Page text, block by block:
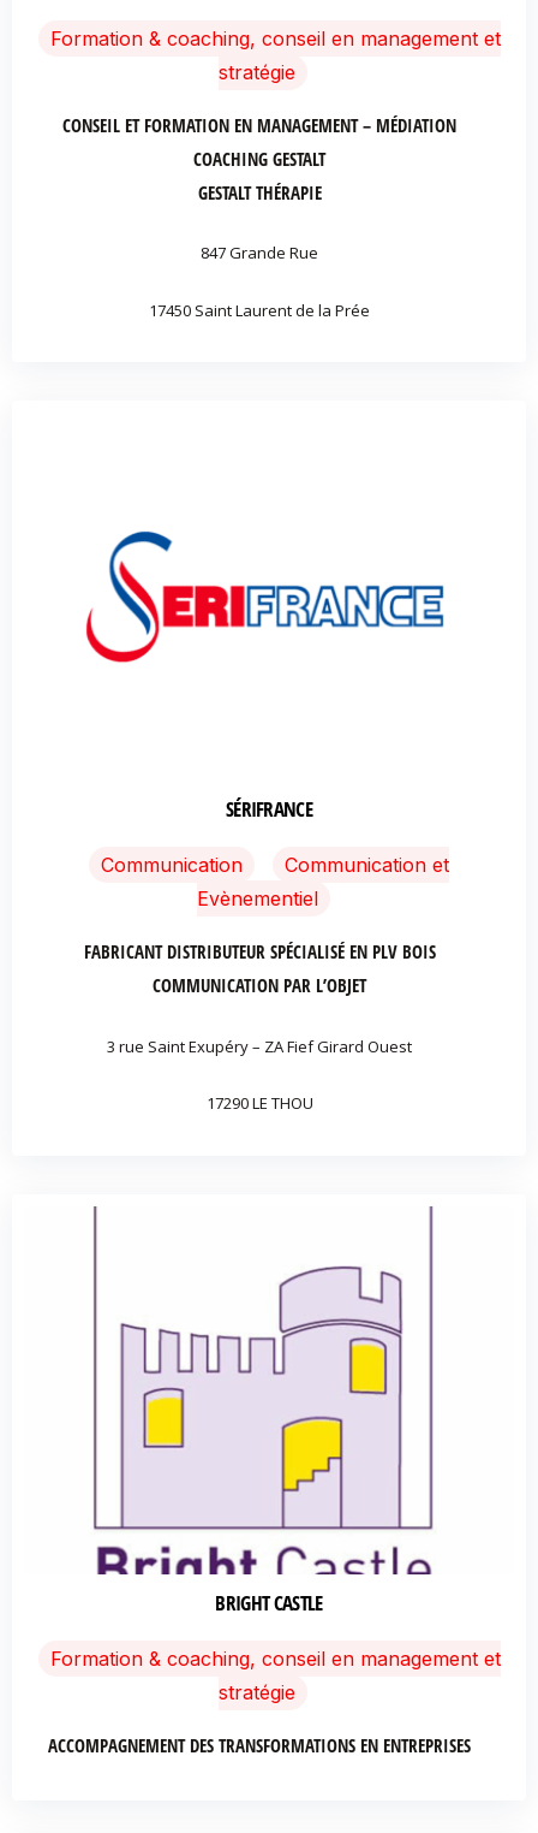
Formation & coaching, conseil en management et
stratégie
CONSEIL ET FORMATION EN MANAGEMENT – MÉDIATION
COACHING GESTALT
GESTALT THÉRAPIE
847 Grande Rue
17450 Saint Laurent de la Prée
SÉRIFRANCE
Communication
Communication et
Evènementiel
FABRICANT DISTRIBUTEUR SPÉCIALISÉ EN PLV BOIS
COMMUNICATION PAR L’OBJET
3 rue Saint Exupéry – ZA Fief Girard Ouest
17290 LE THOU
BRIGHT CASTLE
Formation & coaching, conseil en management et
stratégie
ACCOMPAGNEMENT DES TRANSFORMATIONS EN ENTREPRISES